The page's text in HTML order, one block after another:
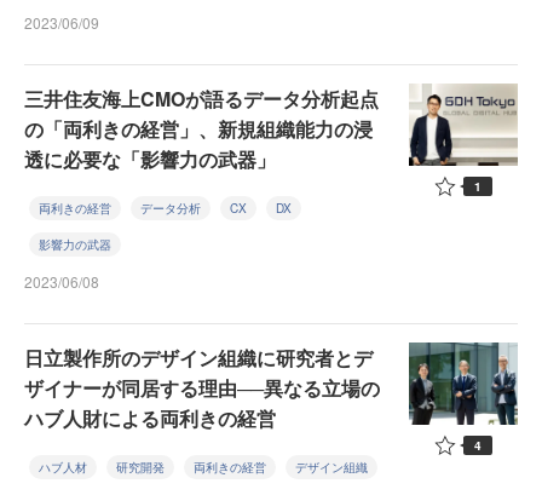
2023/06/09
三井住友海上CMOが語るデータ分析起点
の「両利きの経営」、新規組織能力の浸
透に必要な「影響力の武器」
両利きの経営 データ分析 CX DX
影響力の武器
2023/06/08
1
日立製作所のデザイン組織に研究者とデ
ザイナーが同居する理由──異なる立場の
ハブ人財による両利きの経営
ハブ人材 研究開発 両利きの経営 デザイン組織
4